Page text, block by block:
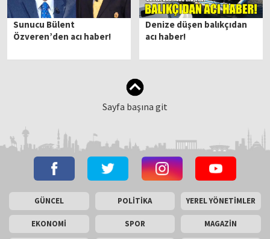
Sunucu Bülent
Özveren’den acı haber!
Denize düşen balıkçıdan
acı haber!
Sayfa başına git
GÜNCEL POLİTİKA YEREL YÖNETİMLER
EKONOMİ SPOR MAGAZİN